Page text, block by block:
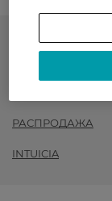
Колготки женские
до -50% на
РАСПРОДАЖА
INTUICIA